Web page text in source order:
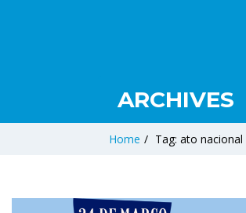
ARCHIVES
Home / Tag: ato nacional